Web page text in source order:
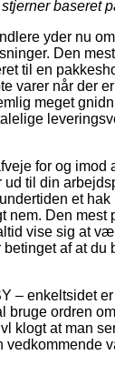
baseret
yder nu
Den
til en
varer når der
meget
for og imod
ud til din
et
nem. Den mest
vise sig at
betinget af at du
– enkeltsidet
bruge ordren
klogt at man
vedkommende